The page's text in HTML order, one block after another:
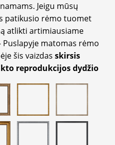
Jeigu mūsų
patikusio rėmo tuomet
atlikti artimiausiame
Puslapyje matomas rėmo
šis vaizdas skirsis
reprodukcijos dydžio